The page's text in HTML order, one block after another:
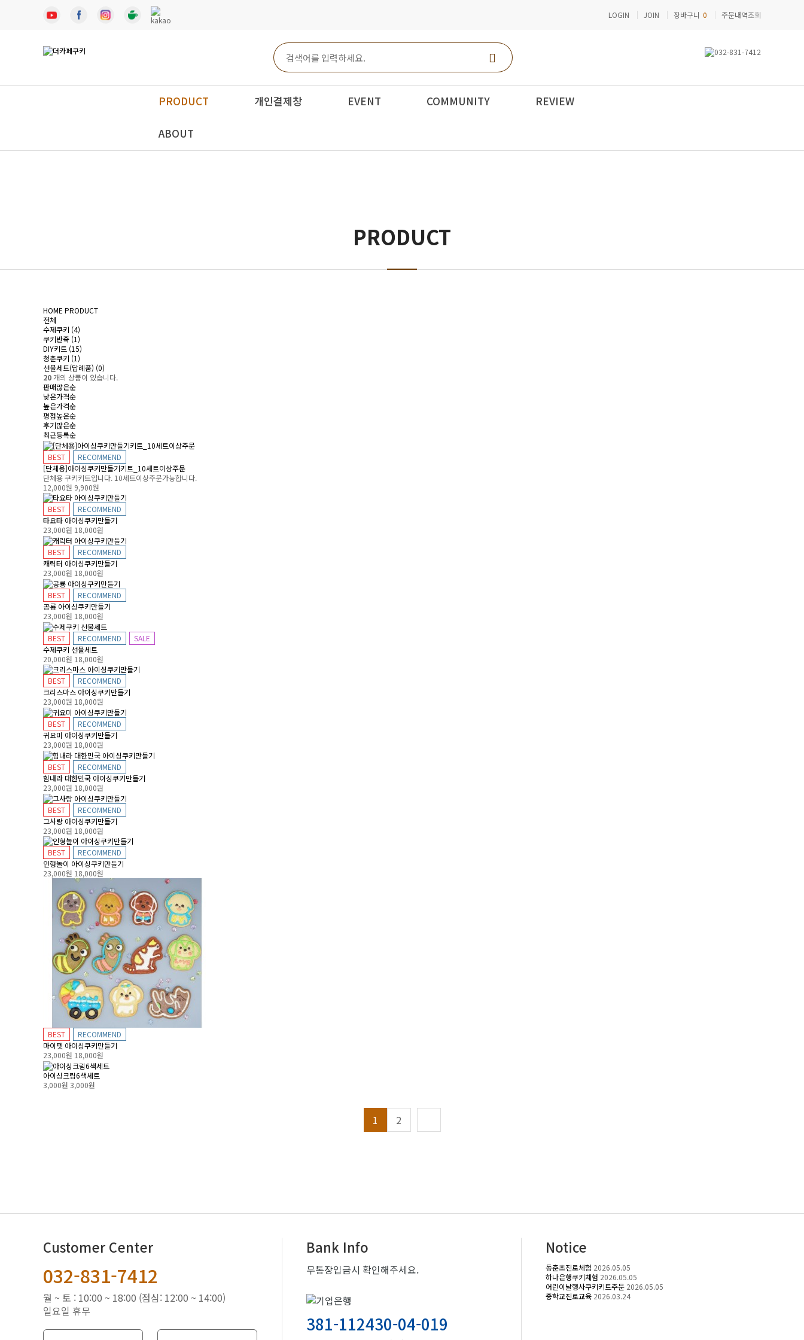
주문내역조회
장바구니 0
JOIN
LOGIN
PRODUCT 개인결제창 EVENT COMMUNITY REVIEW
ABOUT
PRODUCT
HOME PRODUCT
전체
수제쿠키 (4)
쿠키반죽 (1)
DIY키트 (15)
청춘쿠키 (1)
선물세트(답례품) (0)
20개의 상품이 있습니다.
판매많은순
낮은가격순
높은가격순
평점높은순
후기많은순
최근등록순
BEST
RECOMMEND
[단체용]아이싱쿠키만들기키트_10세트이상주문
단체용 쿠키키트입니다. 10세트이상주문가능합니다.
12,000원 9,900원
BEST
RECOMMEND
타요타 아이싱쿠키만들기
23,000원 18,000원
BEST
RECOMMEND
캐릭터 아이싱쿠키만들기
23,000원 18,000원
BEST
RECOMMEND
공룡 아이싱쿠키만들기
23,000원 18,000원
BEST RECOMMEND
SALE
수제쿠키 선물세트
20,000원 18,000원
BEST
RECOMMEND
크리스마스 아이싱쿠키만들기
23,000원 18,000원
BEST
RECOMMEND
귀요미 아이싱쿠키만들기
23,000원 18,000원
BEST
RECOMMEND
힘내라 대한민국 아이싱쿠키만들기
23,000원 18,000원
BEST
RECOMMEND
그사랑 아이싱쿠키만들기
23,000원 18,000원
BEST
RECOMMEND
인형놀이 아이싱쿠키만들기
23,000원 18,000원
BEST
RECOMMEND
마이펫 아이싱쿠키만들기
23,000원 18,000원
아이싱크림6색세트
3,000원 3,000원
1 2
Customer Center
032-831-7412
월 ~ 토 : 10:00 ~ 18:00 (점심: 12:00 ~ 14:00)
일요일 휴무
Bank Info
무통장입금시 확인해주세요.
381-112430-04-019
Notice
동춘초진로체험 2026.05.05
하나은행쿠키체험 2026.05.05
어린이날행사쿠키키트주문 2026.05.05
중학교진로교육 2026.03.24